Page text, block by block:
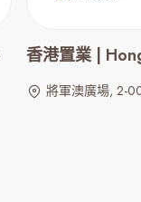
香港置業 |
將軍澳廣場, 2-